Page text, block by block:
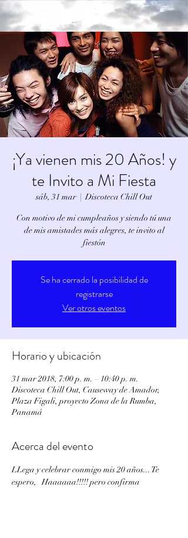
¡Ya vienen mis 20 Años! y
te Invito a Mi Fiesta
sáb, 31 mar
  |
Discoteca Chill Out
Con motivo de mi cumpleaños y siendo tú una
de mis amistades más alegres, te invito al
fiestón
Se ha cerrado la posibilidad de
registrarse
Ver otros eventos
Horario y ubicación
31 mar 2018, 7:00 p. m. – 10:40 p. m.
Discoteca Chill Out, Causeway de Amador,
Plaza Figali, proyecto Zona de la Rumba,
Panamá
Acerca del evento
LLega y celebrar conmigo mis 20 años... Te
espero,   Haaaaaa!!!!! pero confirma